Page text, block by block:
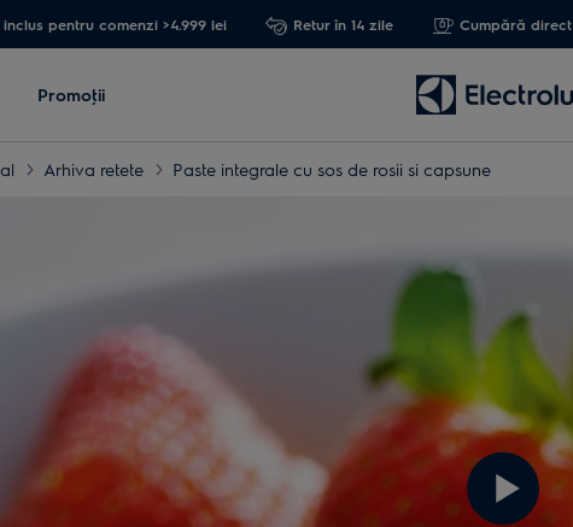
pentru comenzi >4.999 lei Retur în 14 zile Cumpără
Promoţii
Arhiva retete Paste integrale cu sos de rosii si capsune